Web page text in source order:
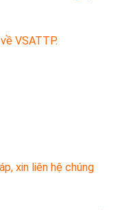
VSATTP.
xin liên hệ chúng